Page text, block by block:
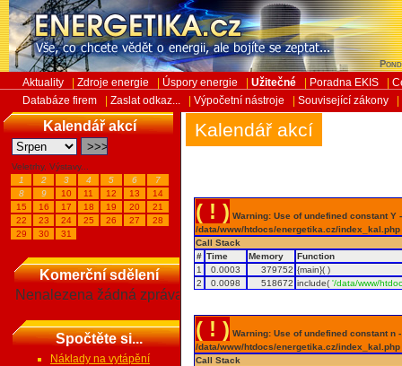
Aktuality Zdroje energie Úspory energie Užitečné Poradna EKIS
Databáze firem
Zaslat odkaz... Výpočetní nástroje Související zákony
Kalendář akcí
Veletrhy, Výstavy...
1
2 3 4 5 6
7
8
9 10 11 12 13
14
15
16 17 18 19 20
21
22
23 24 25 26 27
28
29
30 31
Komerční sdělení
Nenalezena žádná zpráva
Spočtěte si...
Náklady na vytápění
Kalendář akcí
( ! ) Warning: Use of undefined constant
/data/www/htdocs/energetika.cz/
Call Stack
# Time Memory
Function
1
0.0003 379752 {main}( )
2
0.0098 518672 include('/data/www/
( ! ) Warning: Use of undefined constant
/data/www/htdocs/energetika.cz/
Call Stack